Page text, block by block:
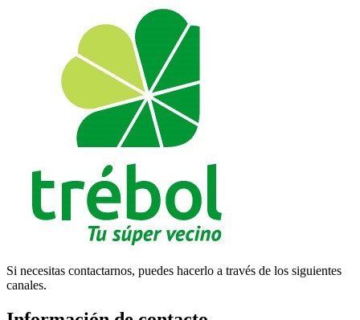
Si necesitas contactarnos, puedes hacerlo a través de los siguientes
canales.